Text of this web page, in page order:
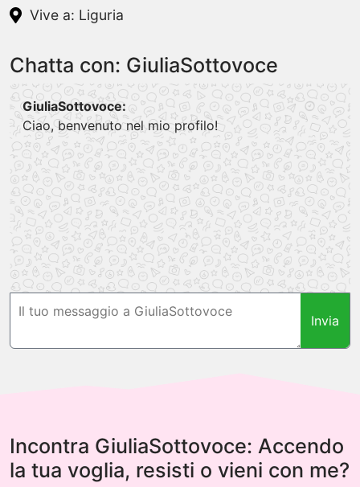
Vive a: Liguria
Chatta con: GiuliaSottovoce
GiuliaSottovoce:
Ciao, benvenuto nel mio profilo!
Invia
Incontra GiuliaSottovoce: Accendo
la tua voglia, resisti o vieni con me?